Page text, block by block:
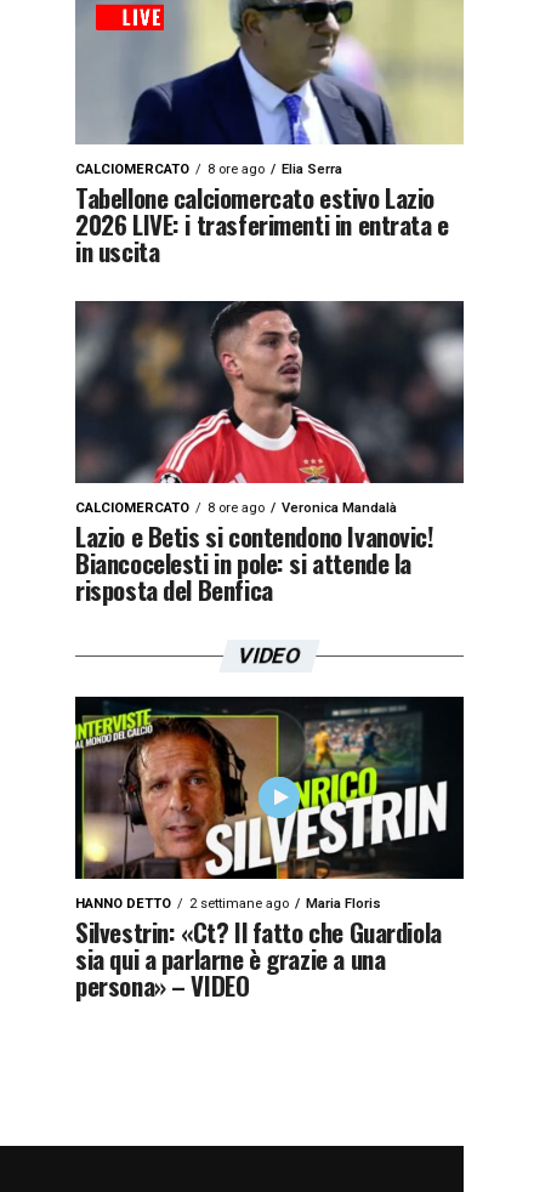
CALCIOMERCATO 8 ore ago Elia Serra
Tabellone calciomercato estivo Lazio
2026 LIVE: i trasferimenti in entrata e
in uscita
CALCIOMERCATO 8 ore ago Veronica Mandalà
Lazio e Betis si contendono Ivanovic!
Biancocelesti in pole: si attende la
risposta del Benfica
VIDEO
HANNO DETTO 2 settimane ago Maria Floris
Silvestrin: «Ct? Il fatto che Guardiola
sia qui a parlarne è grazie a una
persona» – VIDEO